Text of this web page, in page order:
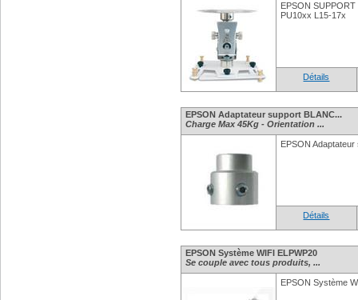
EPSON
PU10xx L15-17x
Détails
EPSON Adaptateur support BLANC...
Charge Max 45Kg - Orientation ...
EPSON
Détails
EPSON Système WIFI ELPWP20
Se couple avec tous produits, ...
EPSON Système